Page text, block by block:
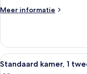
slaapbank
Meer informatie
Meer
kamer,
tweepersoonsbed
Alle
foto's
13
Standaard kamer, 1